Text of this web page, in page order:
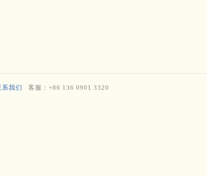
系我们 客服：+86 136 0901 3320